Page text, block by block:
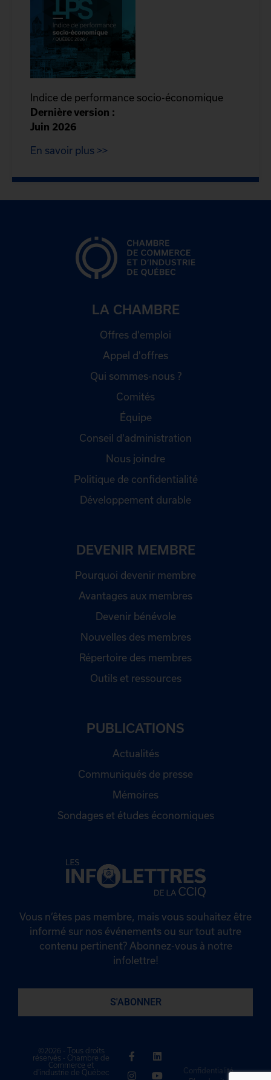
Indice de performance socio-économique
Dernière version :
Juin 2026
En savoir plus >>
commerce de Québec
LA CHAMBRE
Offres d'emploi
Appel d'offres
Qui sommes-nous ?
Comités
Équipe
Conseil d'administration
Nous joindre
Politique de confidentialité
Développement durable
DEVENIR MEMBRE
Pourquoi devenir membre
Avantages aux membres
Devenir bénévole
Nouvelles des membres
Répertoire des membres
Outils et ressources
PUBLICATIONS
Actualités
Communiqués de presse
Mémoires
Sondages et études économiques
Vous n’êtes pas membre, mais vous souhaitez être
informé sur nos événements ou sur tout autre
contenu pertinent? Abonnez-vous à notre
infolettre!
S'ABONNER
©2026 - Tous droits
réservés - Chambre de
Commerce et
d'industrie de Québec
Confidentialité